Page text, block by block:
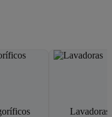
Lavadoras